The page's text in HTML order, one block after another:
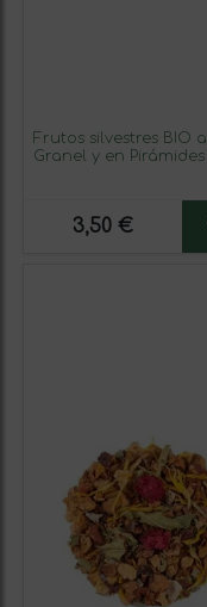
Frutos silvestres BIO a
Granel y en Pirámides
3,50 €